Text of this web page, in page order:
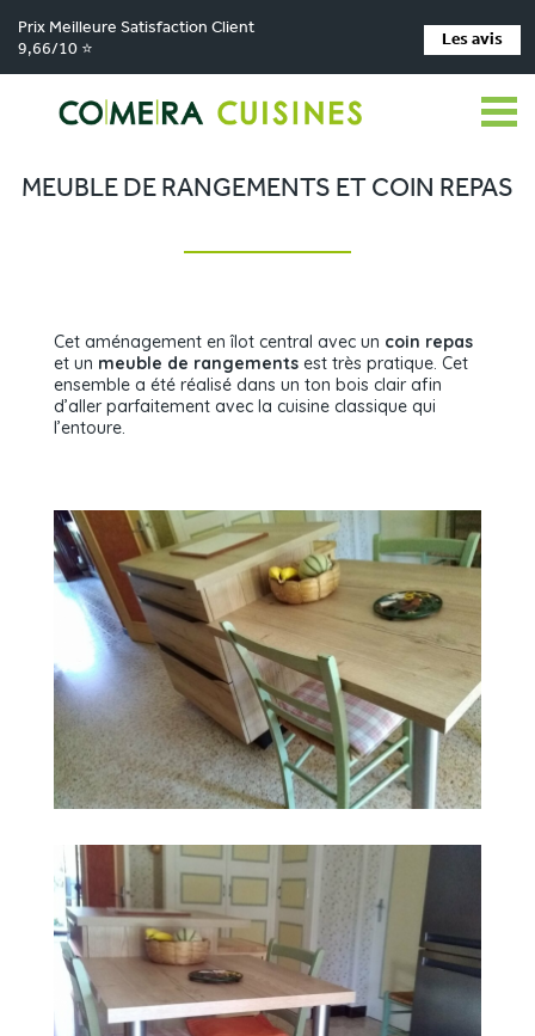
Prix Meilleure Satisfaction Client
9,66/10 ⭐
Les avis
Comera Cuisines > Nos magasins de cuisine > Cuisiniste CHOISEY
Réalisations > Meuble de rangements et coin repas
MEUBLE DE RANGEMENTS ET COIN REPAS
Cet aménagement en îlot central avec un coin repas
et un meuble de rangements est très pratique. Cet
ensemble a été réalisé dans un ton bois clair afin
d’aller parfaitement avec la cuisine classique qui
l’entoure.